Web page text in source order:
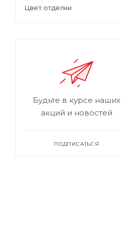
Цвет отделки
Будьте в курсе наших
акций и новостей
ПОДПИСАТЬСЯ